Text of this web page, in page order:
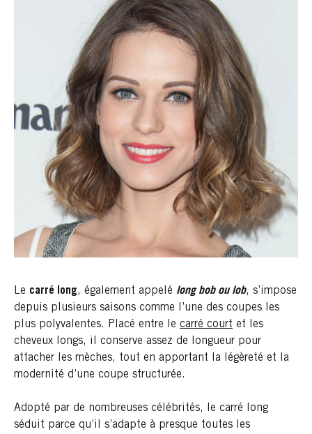
Le carré long, également appelé long bob ou lob, s’impose
depuis plusieurs saisons comme l’une des coupes les
plus polyvalentes. Placé entre le​ carré court et les
cheveux longs, il conserve assez de longueur pour
attacher les mèches, tout en apportant la légèreté et la
modernité d’une coupe structurée.
Adopté par de nombreuses célébrités, le carré long
séduit parce qu’il s’adapte à presque toutes les